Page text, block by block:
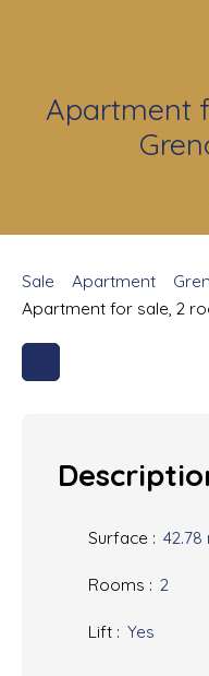
Apartment
Sale Apartment
Apartment for sale, 2
Surface : 42.78
Rooms : 2
Lift : Yes